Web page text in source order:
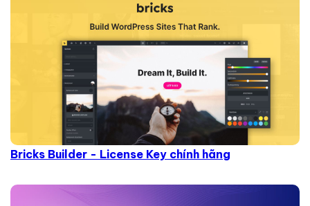
Bricks Builder - License Key chính hãng